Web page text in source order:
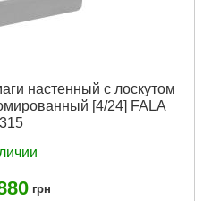
настенный с лоскутом
[4/24] FALA
грн